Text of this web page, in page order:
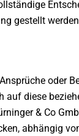
gestellt
oder
diese
& Co
abhängig